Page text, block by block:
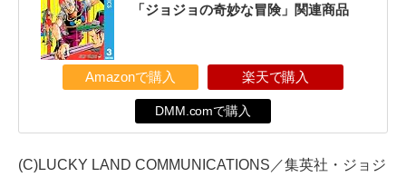
「ジョジョの奇妙な冒険」関連商品
Amazonで購入 楽天で購入
DMM.comで購入
(C)LUCKY LAND COMMUNICATIONS／集英社・ジョジ